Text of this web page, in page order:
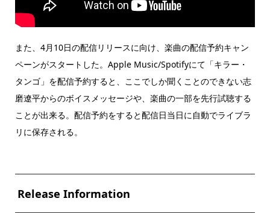
また、4月10日の配信リリースに向け、楽曲の配信予約キャン
ペーンがスタートした。Apple Music/Spotifyにて「キラー・
タンゴ」を配信予約すると、ここでしか聞くことのできない志
磨遼平からのボイスメッセージや、楽曲の一部を先行試聴する
ことが出来る。配信予約をすると配信日当日に自動でライブラ
リに保存される。
Release Information